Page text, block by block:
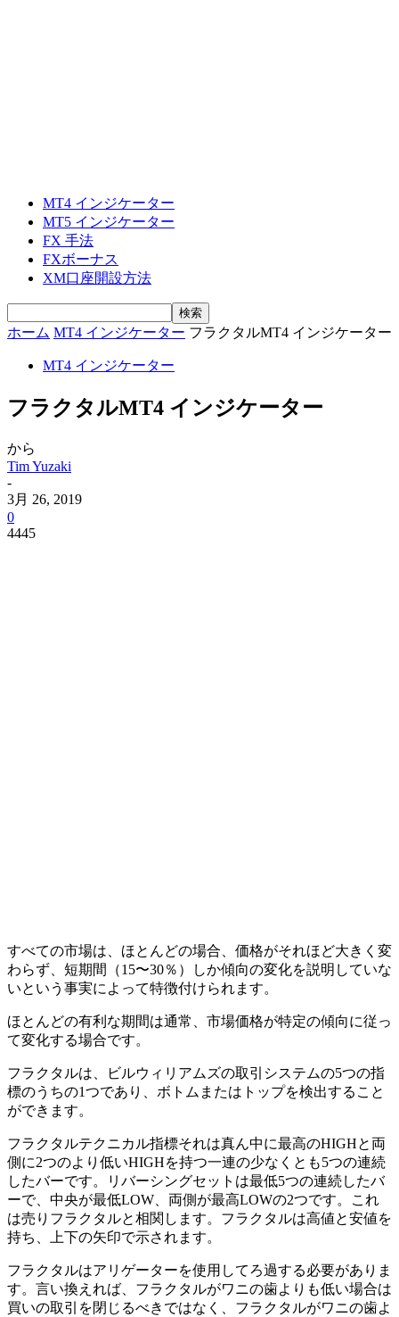
MT4 インジケーター
MT5 インジケーター
FX 手法
FXボーナス
XM口座開設方法
ホーム MT4 インジケーター フラクタルMT4 インジケーター
MT4 インジケーター
フラクタルMT4 インジケーター
から
Tim Yuzaki
-
3月 26, 2019
0
4445
すべての市場は、ほとんどの場合、価格がそれほど大きく変
わらず、短期間（15〜30％）しか傾向の変化を説明していな
いという事実によって特徴付けられます。
ほとんどの有利な期間は通常、市場価格が特定の傾向に従っ
て変化する場合です。
フラクタルは、ビルウィリアムズの取引システムの5つの指
標のうちの1つであり、ボトムまたはトップを検出すること
ができます。
フラクタルテクニカル指標それは真ん中に最高のHIGHと両
側に2つのより低いHIGHを持つ一連の少なくとも5つの連続
したバーです。リバーシングセットは最低5つの連続したバ
ーで、中央が最低LOW、両側が最高LOWの2つです。これ
は売りフラクタルと相関します。フラクタルは高値と安値を
持ち、上下の矢印で示されます。
フラクタルはアリゲーターを使用してろ過する必要がありま
す。言い換えれば、フラクタルがワニの歯よりも低い場合は
買いの取引を閉じるべきではなく、フラクタルがワニの歯よ